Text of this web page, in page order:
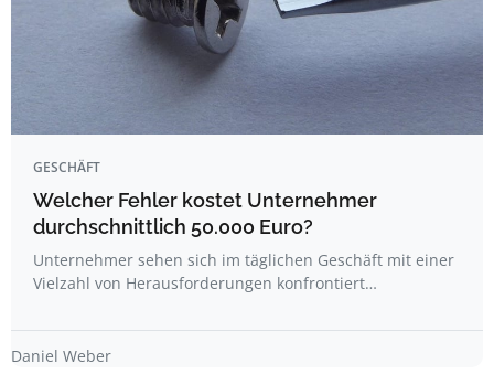
GESCHÄFT
Welcher Fehler kostet Unternehmer
durchschnittlich 50.000 Euro?
Unternehmer sehen sich im täglichen Geschäft mit einer
Vielzahl von Herausforderungen konfrontiert…
Daniel Weber